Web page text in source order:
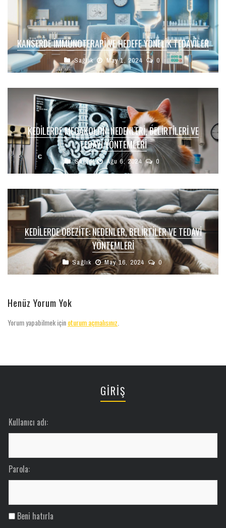
KANSERDE İMMÜNOTERAPI VE HEDEFE YÖNELIK TEDAVILER
Sağlık May 1, 2024 0
KEDILERDE MEGAKOLON: NEDENLERI, BELIRTILERI VE
TEDAVI YÖNTEMLERI
Sağlık Ağu 6, 2024 0
KEDILERDE OBEZITE: NEDENLER, BELIRTILER VE TEDAVI
YÖNTEMLERI
Sağlık May 16, 2024 0
Henüz Yorum Yok
Yorum yapabilmek içinoturum açmalısınız
GİRİŞ
Kullanıcı adı:
Parola:
Beni hatırla